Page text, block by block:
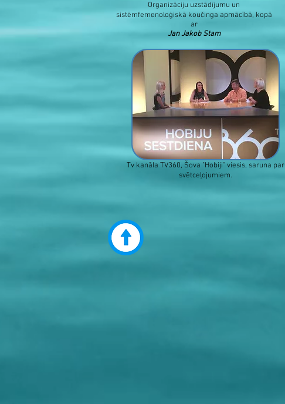
Organizāciju uzstādījumu un
sistēmfemenoloģiskā koučinga apmācībā, kopā
ar
Jan Jakob Stam
Tv kanāla TV360, Šova "Hobiji" viesis, saruna par
svētceļojumiem.